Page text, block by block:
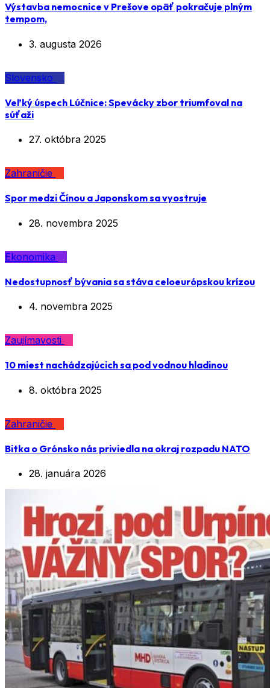
Výstavba nemocnice v Prešove opäť pokračuje plným
tempom,
3. augusta 2026
Slovensko
Veľký úspech Lúčnice: Spevácky zbor triumfoval na
súťaži
27. októbra 2025
Zahraničie
Spor medzi Čínou a Japonskom sa vyostruje
28. novembra 2025
Ekonomika
Nedostupnosť bývania sa stáva celoeurópskou krízou
4. novembra 2025
Zaujímavosti
10 miest nachádzajúcich sa pod vodnou hladinou
8. októbra 2025
Zahraničie
Bitka o Grónsko nás priviedla na okraj rozpadu NATO
28. januára 2026